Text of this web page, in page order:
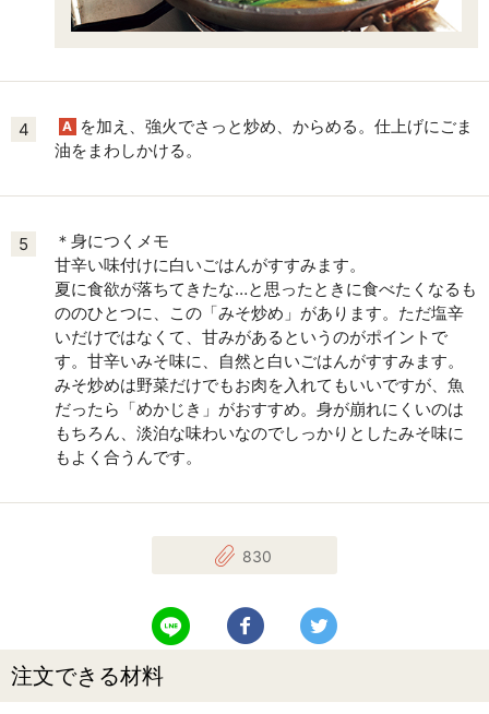
4 A を加え、強火でさっと炒め、からめる。仕上げにごま
油をまわしかける。
5
＊身につくメモ
甘辛い味付けに白いごはんがすすみます。
夏に食欲が落ちてきたな…と思ったときに食べたくなるも
ののひとつに、この「みそ炒め」があります。ただ塩辛
いだけではなくて、甘みがあるというのがポイントで
す。甘辛いみそ味に、自然と白いごはんがすすみます。
みそ炒めは野菜だけでもお肉を入れてもいいですが、魚
だったら「めかじき」がおすすめ。身が崩れにくいのは
もちろん、淡泊な味わいなのでしっかりとしたみそ味に
もよく合うんです。
830
LINEで送る Facebookでシェアする
注文できる材料